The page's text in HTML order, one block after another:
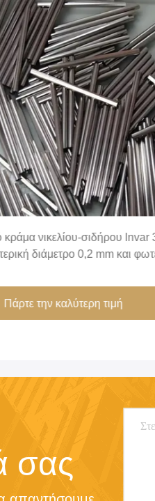
νικελίου-σιδήρου Invar
διάμετρο 0,2 mm και
Πάρτε την καλύτερη τιμή
σας